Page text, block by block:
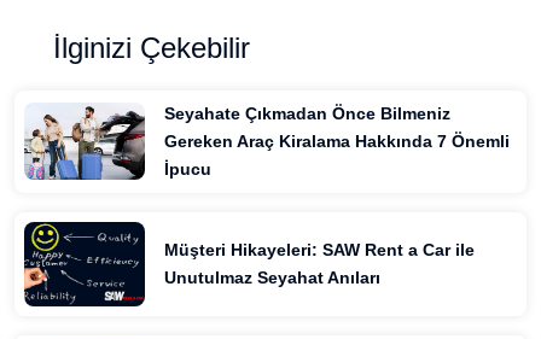
İlginizi Çekebilir
Seyahate Çıkmadan Önce Bilmeniz
Gereken Araç Kiralama Hakkında 7 Önemli
İpucu
Müşteri Hikayeleri: SAW Rent a Car ile
Unutulmaz Seyahat Anıları